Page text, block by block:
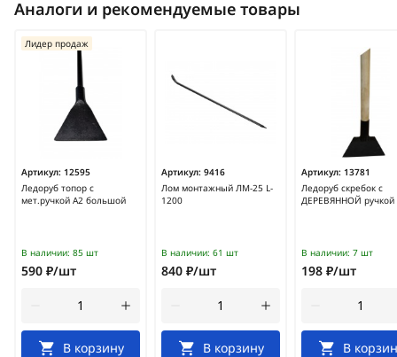
Аналоги и рекомендуемые товары
Артикул: 12595
Ледоруб топор с
мет.ручкой А2 большой
Лидер продаж
В наличии: 85 шт
590 ₽/шт
В корзину
Артикул: 9416
Лом монтажный ЛМ-25 L-
1200
В наличии: 61 шт
840 ₽/шт
В корзину
Артикул: 13781
Ледоруб скребок с
ДЕРЕВЯННОЙ ручкой
В наличии: 7 шт
198 ₽/шт
В